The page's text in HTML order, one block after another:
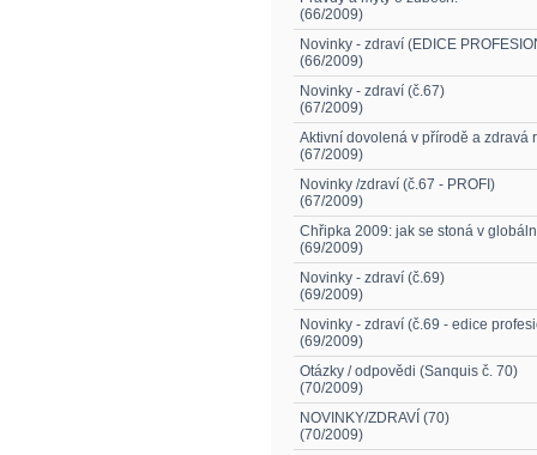
(66/2009)
Novinky - zdraví (EDICE
(66/2009)
Novinky - zdraví (č.67)
(67/2009)
Aktivní dovolená v přírodě a zdravá
(67/2009)
Novinky /zdraví (č.67 - PROFI)
(67/2009)
Chřipka 2009: jak se stoná v
(69/2009)
Novinky - zdraví (č.69)
(69/2009)
Novinky - zdraví (č.69 - edice
(69/2009)
Otázky / odpovědi (Sanquis č. 70)
(70/2009)
NOVINKY/ZDRAVÍ (70)
(70/2009)